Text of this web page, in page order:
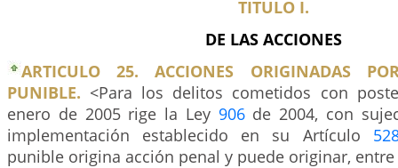
TITULO I.
DE LAS ACCIONES
ARTICULO 25. ACCIONES ORIGINADAS
PUNIBLE. <Para los delitos cometidos con
enero de 2005 rige la Ley 906de 2004, con
implementación establecido en su Artículo
punible origina acción penal y puede originar,